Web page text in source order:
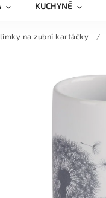
KUCHYNĚ
na zubní kartáčky /